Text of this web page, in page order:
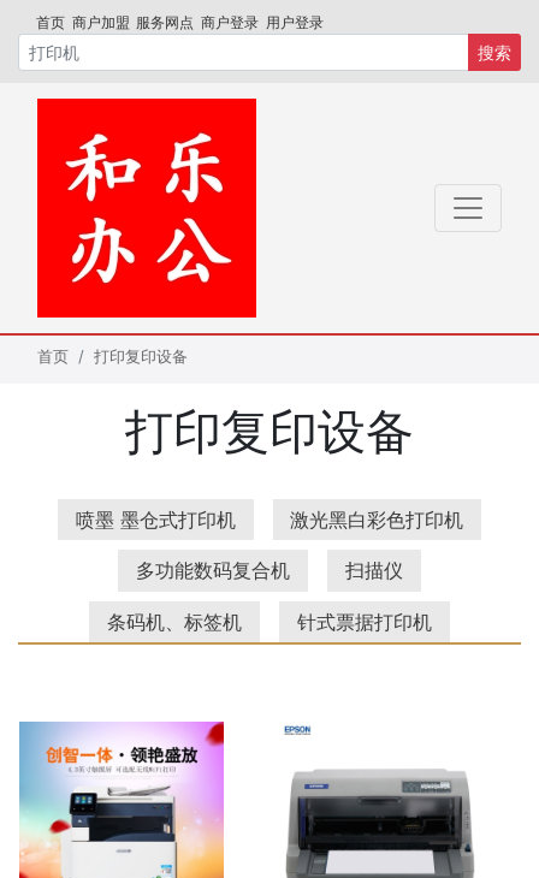
首页 商户加盟 服务网点 商户登录 用户登录
搜索
首页 打印复印设备
打印复印设备
喷墨 墨仓式打印机 激光黑白彩色打印机
多功能数码复合机 扫描仪
条码机、标签机 针式票据打印机